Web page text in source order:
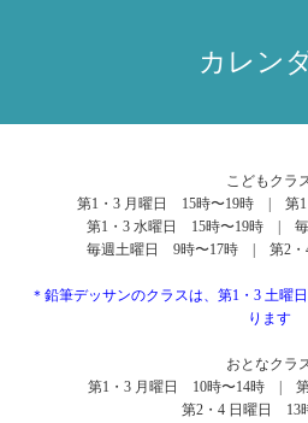
カレン
こどもクラ
第1・3 月曜日 15時〜19時 | 第1
第1・3 水曜日 15時〜19時 |
毎週土曜日 9時〜17時 | 第2・
＊鉛筆デッサンのクラスは、第1・3 土
ります
おとなクラ
第1・3 月曜日 10時〜14時 |
第2・4 日曜日 13